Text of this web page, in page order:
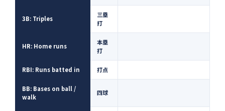
3B: Triples
三塁
打
HR: Home runs
本塁
打
RBI: Runs batted in 打点
BB: Bases on ball /
walk
四球